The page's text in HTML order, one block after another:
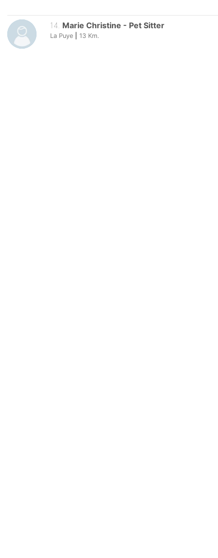
14 Marie Christine - Pet Sitter
La Puye 13 Km.